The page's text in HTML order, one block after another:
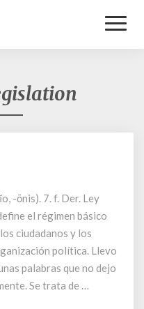
-ōnis). 7. f. Der. Ley
el régimen básico
ciudadanos y los
política. Llevo
palabras que no dejo
Se trata de …